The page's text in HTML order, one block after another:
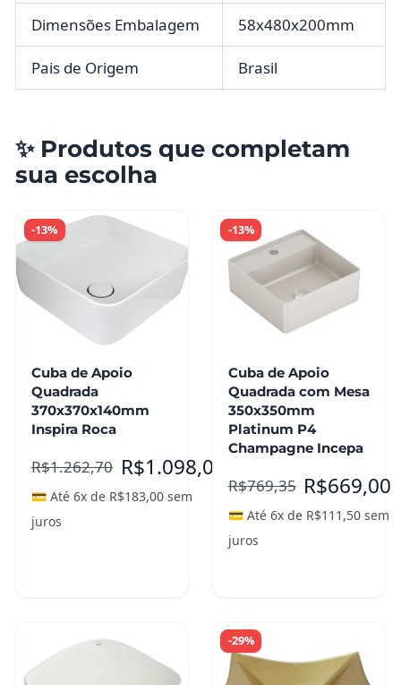
Dimensões Embalagem 58x480x200mm
Pais de Origem Brasil
✨ Produtos que completam
sua escolha
-13%
Cuba de Apoio
Quadrada
370x370x140mm
Inspira Roca
R$1.262,70 R$1.098,00
💳 Até 6x de R$183,00 sem
juros
-13%
Cuba de Apoio
Quadrada com Mesa
350x350mm
Platinum P4
Champagne Incepa
R$769,35 R$669,00
💳 Até 6x de R$111,50sem
juros
-29%